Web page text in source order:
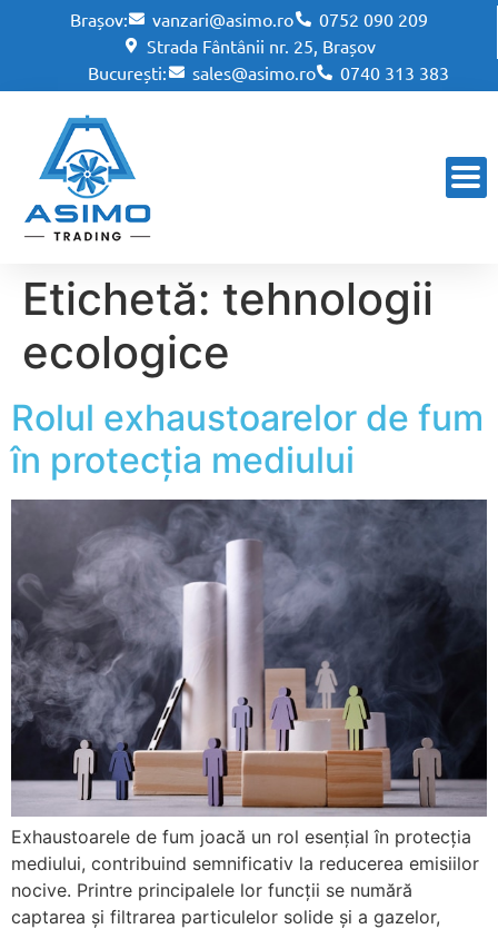
Brașov: vanzari@asimo.ro
0752 090 209
Strada Fântânii nr. 25, Brașov
București:
sales@asimo.ro 0740 313 383
Etichetă: tehnologii
ecologice
Rolul exhaustoarelor de fum
în protecția mediului
Exhaustoarele de fum joacă un rol esențial în protecția
mediului, contribuind semnificativ la reducerea emisiilor
nocive. Printre principalele lor funcții se numără
captarea și filtrarea particulelor solide și a gazelor,